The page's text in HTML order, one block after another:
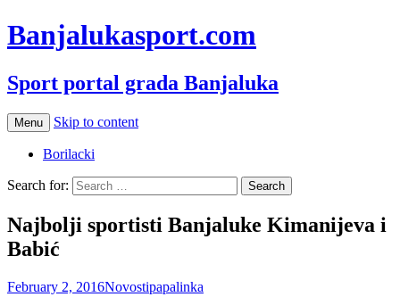
Banjalukasport.com
Sport portal grada Banjaluka
Menu Skip to content
Borilacki
Search for:
Najbolji sportisti Banjaluke Kimanijeva i
Babić
February 2, 2016Novostipapalinka